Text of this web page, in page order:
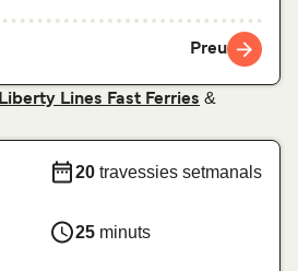
Preu
Liberty Lines Fast Ferries &
20 travessies setmanals
25 minuts